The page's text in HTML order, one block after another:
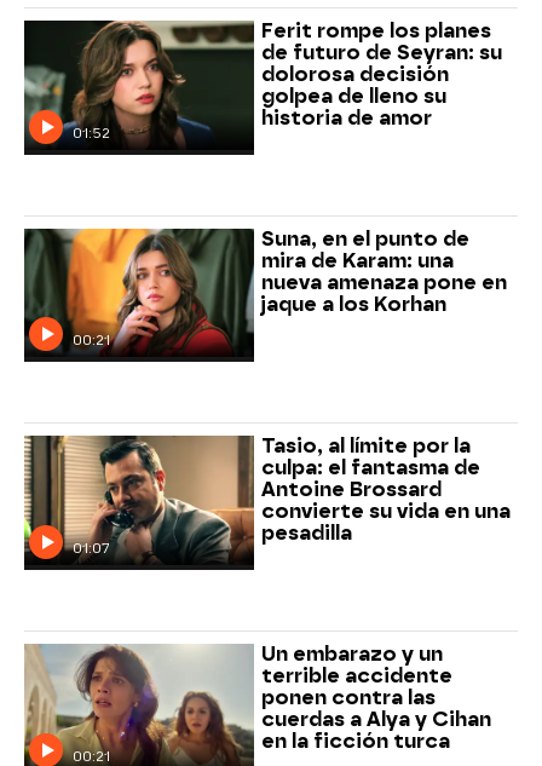
01:52
Ferit rompe los planes
de futuro de Seyran: su
dolorosa decisión
golpea de lleno su
historia de amor
00:21
Suna, en el punto de
mira de Karam: una
nueva amenaza pone en
jaque a los Korhan
01:07
Tasio, al límite por la
culpa: el fantasma de
Antoine Brossard
convierte su vida en una
pesadilla
00:21
Un embarazo y un
terrible accidente
ponen contra las
cuerdas a Alya y Cihan
en la ficción turca